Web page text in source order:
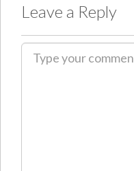
Leave a Reply